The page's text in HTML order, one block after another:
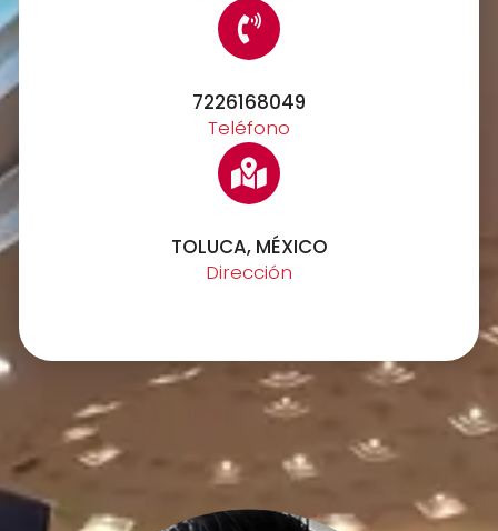
7226168049
Teléfono
TOLUCA, MÉXICO
Dirección